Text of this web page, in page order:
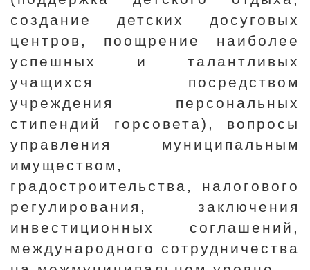
создание детских досуговых
центров, поощрение наиболее
успешных и талантливых
учащихся посредством
учреждения персональных
стипендий горсовета), вопросы
управления муниципальным
имуществом,
градостроительства, налогового
регулирования, заключения
инвестиционных соглашений,
международного сотрудничества